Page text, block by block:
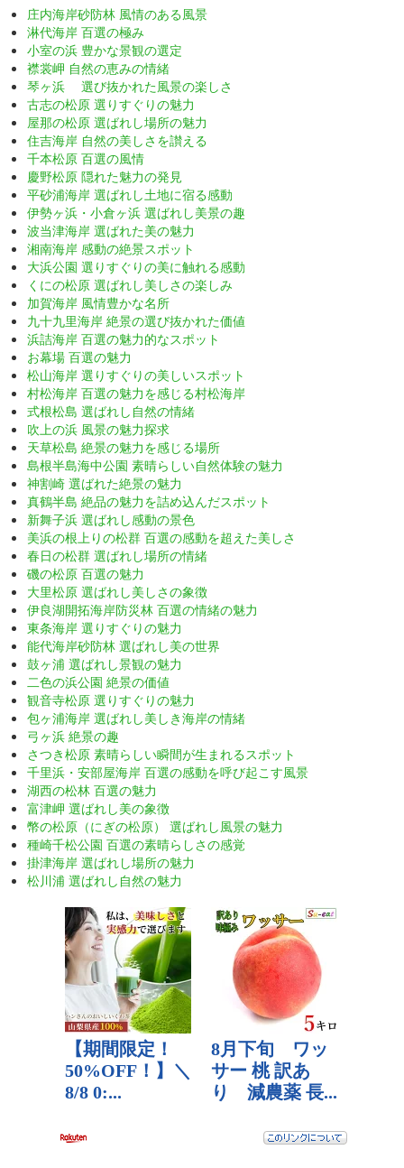
庄内海岸砂防林 風情のある風景
淋代海岸 百選の極み
小室の浜 豊かな景観の選定
襟裳岬 自然の恵みの情緒
琴ヶ浜 選び抜かれた風景の楽しさ
古志の松原 選りすぐりの魅力
屋那の松原 選ばれし場所の魅力
住吉海岸 自然の美しさを讃える
千本松原 百選の風情
慶野松原 隠れた魅力の発見
平砂浦海岸 選ばれし土地に宿る感動
伊勢ヶ浜・小倉ヶ浜 選ばれし美景の趣
波当津海岸 選ばれた美の魅力
湘南海岸 感動の絶景スポット
大浜公園 選りすぐりの美に触れる感動
くにの松原 選ばれし美しさの楽しみ
加賀海岸 風情豊かな名所
九十九里海岸 絶景の選び抜かれた価値
浜詰海岸 百選の魅力的なスポット
お幕場 百選の魅力
松山海岸 選りすぐりの美しいスポット
村松海岸 百選の魅力を感じる村松海岸
式根松島 選ばれし自然の情緒
吹上の浜 風景の魅力探求
天草松島 絶景の魅力を感じる場所
島根半島海中公園 素晴らしい自然体験の魅力
神割崎 選ばれた絶景の魅力
真鶴半島 絶品の魅力を詰め込んだスポット
新舞子浜 選ばれし感動の景色
美浜の根上りの松群 百選の感動を超えた美しさ
春日の松群 選ばれし場所の情緒
磯の松原 百選の魅力
大里松原 選ばれし美しさの象徴
伊良湖開拓海岸防災林 百選の情緒の魅力
東条海岸 選りすぐりの魅力
能代海岸砂防林 選ばれし美の世界
鼓ヶ浦 選ばれし景観の魅力
二色の浜公園 絶景の価値
観音寺松原 選りすぐりの魅力
包ヶ浦海岸 選ばれし美しき海岸の情緒
弓ヶ浜 絶景の趣
さつき松原 素晴らしい瞬間が生まれるスポット
千里浜・安部屋海岸 百選の感動を呼び起こす風景
湖西の松林 百選の魅力
富津岬 選ばれし美の象徴
幣の松原（にぎの松原） 選ばれし風景の魅力
種崎千松公園 百選の素晴らしさの感覚
掛津海岸 選ばれし場所の魅力
松川浦 選ばれし自然の魅力